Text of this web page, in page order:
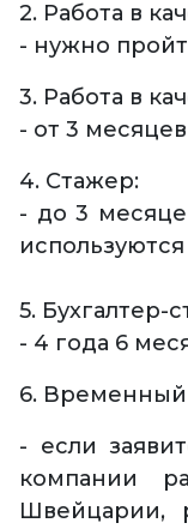
2. Работа в
- нужно
3. Работа в
- от 3
4. Стажер:
- до 3
5. Бухгалтер-
- 4 года 6
6.
- если
компании
Швейцарии,